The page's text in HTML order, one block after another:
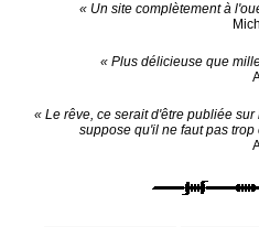
« Un site complètement à
« Plus délicieuse que
« Le rêve, ce serait d'être publiée sur
suppose qu'il ne faut pas